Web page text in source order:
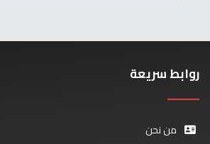
روابط سريعة
من نحن